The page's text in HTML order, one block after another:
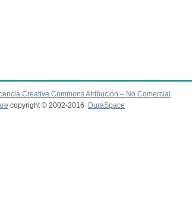
Creative Commons Atribución – No Comercial
copyright © 2002-2016 DuraSpace